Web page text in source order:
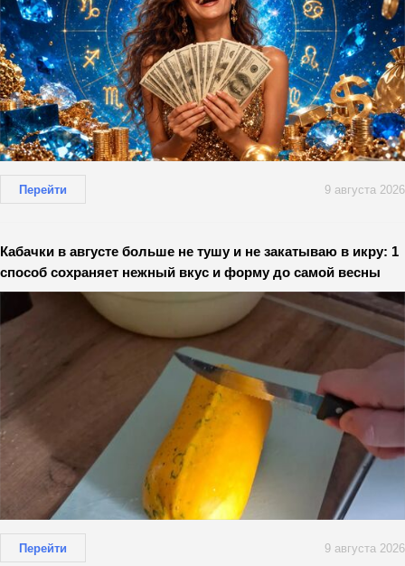
Перейти 9 августа 2026
Кабачки в августе больше не тушу и не закатываю в икру: 1
способ сохраняет нежный вкус и форму до самой весны
Перейти 9 августа 2026